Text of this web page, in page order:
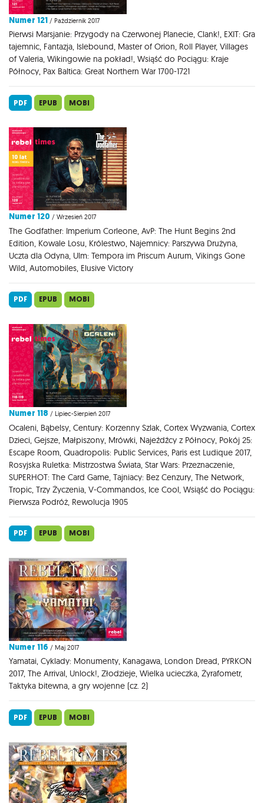
Numer 121 / Październik 2017
Pierwsi Marsjanie: Przygody na Czerwonej Planecie, Clank!, EXIT: Gra
tajemnic, Fantazja, Islebound, Master of Orion, Roll Player, Villages
of Valeria, Wikingowie na pokład!, Wsiąść do Pociągu: Kraje
Północy, Pax Baltica: Great Northern War 1700-1721
PDF EPUB MOBI
Numer 120 / Wrzesień 2017
The Godfather: Imperium Corleone, AvP: The Hunt Begins 2nd
Edition, Kowale Losu, Królestwo, Najemnicy: Parszywa Drużyna,
Uczta dla Odyna, Ulm: Tempora im Priscum Aurum, Vikings Gone
Wild, Automobiles, Elusive Victory
PDF EPUB MOBI
Numer 118 / Lipiec-Sierpień 2017
Ocaleni, Bąbelsy, Century: Korzenny Szlak, Cortex Wyzwania, Cortex
Dzieci, Gejsze, Małpiszony, Mrówki, Najeźdźcy z Północy, Pokój 25:
Escape Room, Quadropolis: Public Services, Paris est Ludique 2017,
Rosyjska Ruletka: Mistrzostwa Świata, Star Wars: Przeznaczenie,
SUPERHOT: The Card Game, Tajniacy: Bez Cenzury, The Network,
Tropic, Trzy Życzenia, V-Commandos, Ice Cool, Wsiąść do Pociągu:
Pierwsza Podróż, Rewolucja 1905
PDF EPUB MOBI
Numer 116 / Maj 2017
Yamatai, Cyklady: Monumenty, Kanagawa, London Dread, PYRKON
2017, The Arrival, Unlock!, Złodzieje, Wielka ucieczka, Żyrafometr,
Taktyka bitewna, a gry wojenne (cz. 2)
PDF EPUB MOBI